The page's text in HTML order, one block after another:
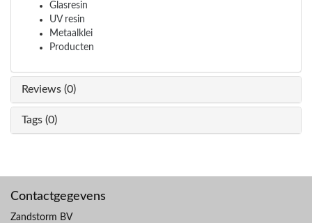
Glasresin
UV resin
Metaalklei
Producten
Reviews (0)
Tags (0)
Contactgegevens
Zandstorm BV